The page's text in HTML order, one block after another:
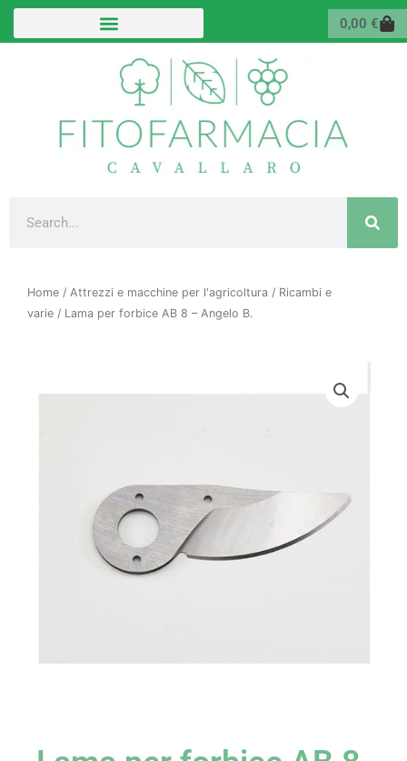
Vai
0,00 €
Home / Attrezzi e macchine per l'agricoltura / Ricambi e
varie / Lama per forbice AB 8 – Angelo B.